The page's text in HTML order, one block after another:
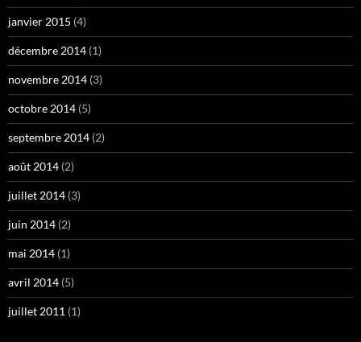
janvier 2015 (4)
décembre 2014 (1)
novembre 2014 (3)
octobre 2014 (5)
septembre 2014 (2)
août 2014 (2)
juillet 2014 (3)
juin 2014 (2)
mai 2014 (1)
avril 2014 (5)
juillet 2011 (1)